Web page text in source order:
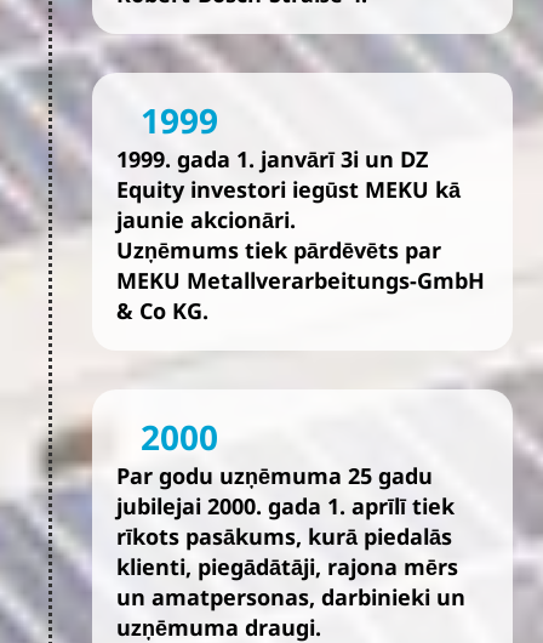
1999
1999. gada 1. janvārī 3i un DZ
Equity investori iegūst MEKU kā
jaunie akcionāri.
Uzņēmums tiek pārdēvēts par
MEKU Metallverarbeitungs-GmbH
& Co KG.
2000
Par godu uzņēmuma 25 gadu
jubilejai 2000. gada 1. aprīlī tiek
rīkots pasākums, kurā piedalās
klienti, piegādātāji, rajona mērs
un amatpersonas, darbinieki un
uzņēmuma draugi.